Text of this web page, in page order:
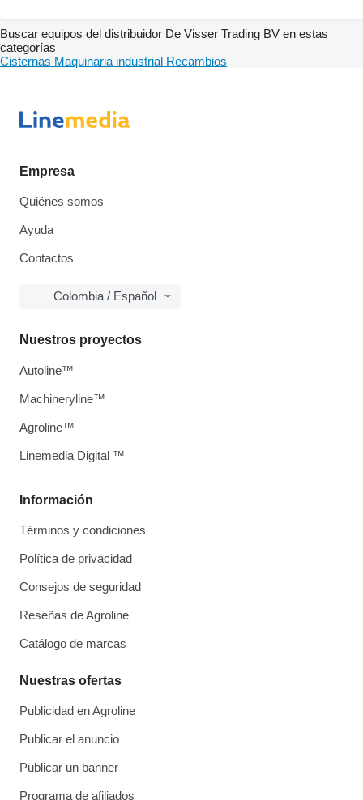
Buscar equipos del distribuidor De Visser Trading BV en estas
categorías
Cisternas Maquinaria industrial Recambios
Empresa
Quiénes somos
Ayuda
Contactos
Colombia / Español
Información
Términos y condiciones
Política de privacidad
Consejos de seguridad
Reseñas de Agroline
Catálogo de marcas
Nuestras ofertas
Publicidad en Agroline
Publicar el anuncio
Publicar un banner
Programa de afiliados
Nuestros proyectos
Autoline™
Machineryline™
Agroline™
Linemedia Digital ™